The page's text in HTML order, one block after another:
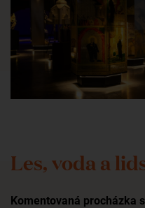
Les, voda a
Komentovaná procházka